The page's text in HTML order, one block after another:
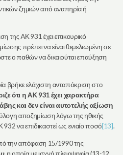
ζημιών από αναπηρία ή
της ΑΚ 931 έχει επικουρικό
πρέπει να είναι θεμελιωμένη σε
ο παθών να δικαιούται επαύξηση
βρήκε ελάχιστη ανταπόκριση στο
ότι η ΑΚ 931 έχει χαρακτήρα
και δεν είναι αυτοτελής αξίωση
αποζημίωση λόγω της ηθικής
932 να επιδικαστεί ως ενιαίο ποσό[13].
την απόφαση 15/1990 της